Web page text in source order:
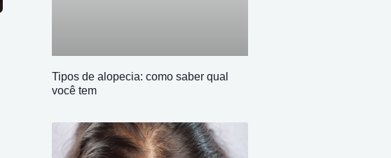
Tipos de alopecia: como saber qual
você tem